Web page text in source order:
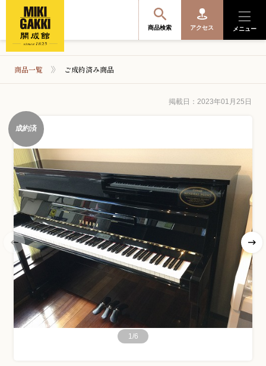
商品検索 アクセス メニュー
便利なサービス
開成館を知る
音楽教室・イベント情報
サポート・購入特典
お問い合わせ総合窓口
06-6252-0432
商品一覧 ご成約済み商品
掲載日：2023年01月25日
成約済
1/6